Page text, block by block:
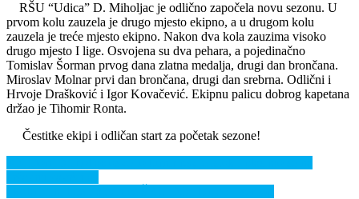
RŠU “Udica” D. Miholjac je odlično započela novu sezonu. U
prvom kolu zauzela je drugo mjesto ekipno, a u drugom kolu
zauzela je treće mjesto ekipno. Nakon dva kola zauzima visoko
drugo mjesto I lige. Osvojena su dva pehara, a pojedinačno
Tomislav Šorman prvog dana zlatna medalja, drugi dan brončana.
Miroslav Molnar prvi dan brončana, drugi dan srebrna. Odlični i
Hrvoje Drašković i Igor Kovačević. Ekipnu palicu dobrog kapetana
držao je Tihomir Ronta.
Čestitke ekipi i odličan start za početak sezone!
Navigacija
objava